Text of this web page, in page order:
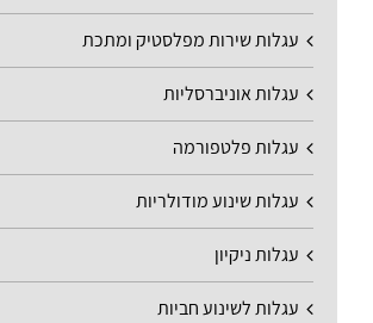
עגלות שירות מפלסטיק ומתכת
עגלות אוניברסליות
עגלות פלטפורמה
עגלות שינוע מודולריות
עגלות ניקיון
עגלות לשינוע חביות